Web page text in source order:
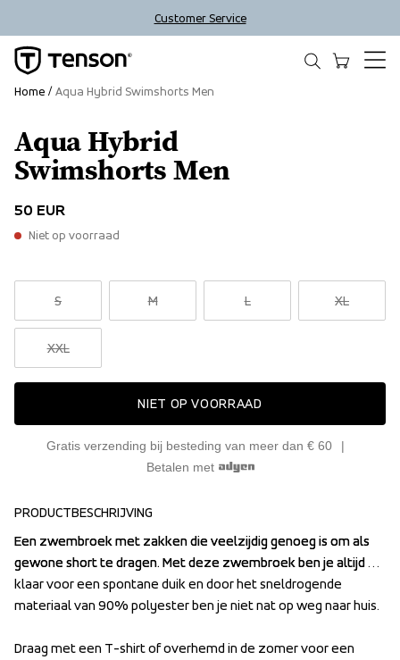
Customer Service
Aqua Hybrid
Swimshorts Men
50 EUR
Niet op voorraad
S M L XL
XXL
NIET OP VOORRAAD
Gratis verzending bij besteding van meer dan € 60
Betalen met
Home Aqua Hybrid Swimshorts Men
PRODUCTBESCHRIJVING
Een zwembroek met zakken die veelzijdig genoeg is om als
gewone short te dragen. Met deze zwembroek ben je altijd
klaar voor een spontane duik en door het sneldrogende
materiaal van 90% polyester ben je niet nat op weg naar huis.
Draag met een T-shirt of overhemd in de zomer voor een
Een zwembroek met zakken die veelzijdig genoeg is om als
gewone short te dragen. Met deze zwembroek ben je altijd
klaar voor een spontane duik en door het sneldrogende
materiaal van 90% polyester ben je niet nat op weg naar huis.
Draag met een T-shirt of overhemd in de zomer voor een